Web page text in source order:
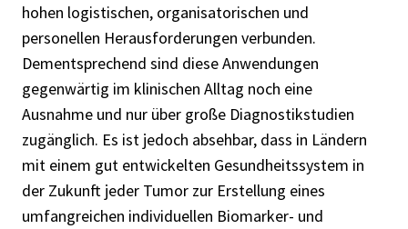
hohen logistischen, organisatorischen und
personellen Herausforderungen verbunden.
Dementsprechend sind diese Anwendungen
gegenwärtig im klinischen Alltag noch eine
Ausnahme und nur über große Diagnostikstudien
zugänglich. Es ist jedoch absehbar, dass in Ländern
mit einem gut entwickelten Gesundheitssystem in
der Zukunft jeder Tumor zur Erstellung eines
umfangreichen individuellen Biomarker- und